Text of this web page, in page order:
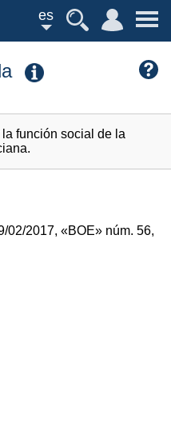
es
función social de la
02/2017,«BOE» núm. 56,